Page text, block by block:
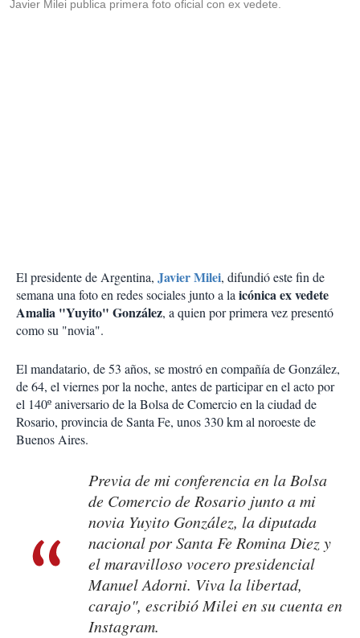
Javier Milei publica primera foto oficial con ex vedete.
El presidente de Argentina, Javier Milei, difundió este fin de
semana una foto en redes sociales junto a laicónica ex vedete
Amalia "Yuyito" González, a quien por primera vez presentó
como su "novia".
El mandatario, de 53 años, se mostró en compañía de González,
de 64, el viernes por la noche, antes de participar en el acto por
el 140º aniversario de la Bolsa de Comercio en la ciudad de
Rosario, provincia de Santa Fe, unos 330 km al noroeste de
Buenos Aires.
Previa de mi conferencia en la Bolsa
de Comercio de Rosario junto a mi
novia Yuyito González, la diputada
nacional por Santa Fe Romina Diez y
el maravilloso vocero presidencial
Manuel Adorni. Viva la libertad,
carajo", escribió Milei en su cuenta en
Instagram.